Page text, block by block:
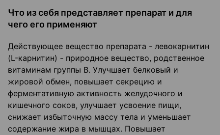
Что из себя представляет препарат и для
чего его применяют
Действующее вещество препарата - левокарнитин
(L-карнитин) - природное вещество, родственное
витаминам группы B. Улучшает белковый и
жировой обмен, повышает секрецию и
ферментативную активность желудочного и
кишечного соков, улучшает усвоение пищи,
снижает избыточную массу тела и уменьшает
содержание жира в мышцах. Повышает